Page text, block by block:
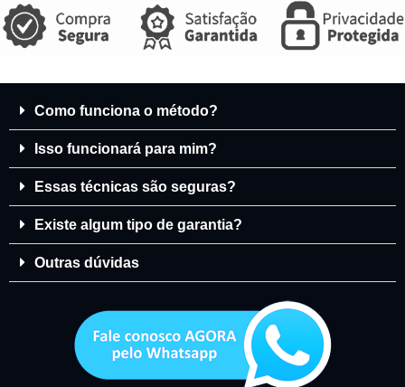
Como funciona o método?
Isso funcionará para mim?
Essas técnicas são seguras?
Existe algum tipo de garantia?
Outras dúvidas